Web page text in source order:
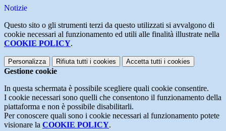
Notizie
Questo sito o gli strumenti terzi da questo utilizzati si avvalgono di
cookie necessari al funzionamento ed utili alle finalità illustrate nella
COOKIE POLICY.
Personalizza Rifiuta tutti i cookies Accetta tutti i cookies
Gestione cookie
In questa schermata è possibile scegliere quali cookie consentire.
I cookie necessari sono quelli che consentono il funzionamento della
piattaforma e non è possibile disabilitarli.
Per conoscere quali sono i cookie necessari al funzionamento potete
visionare la COOKIE POLICY.